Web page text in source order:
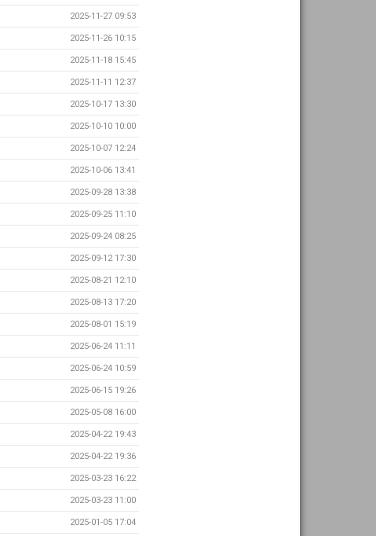
2025-11-27 09:53
2025-11-26 10:15
2025-11-18 15:45
2025-11-11 12:37
2025-10-17 13:30
2025-10-10 10:00
2025-10-07 12:24
2025-10-06 13:41
2025-09-28 13:38
2025-09-25 11:10
2025-09-24 08:25
2025-09-12 17:30
2025-08-21 12:10
2025-08-13 17:20
2025-08-01 15:19
2025-06-24 11:11
2025-06-24 10:59
2025-06-15 19:26
2025-05-08 16:00
2025-04-22 19:43
2025-04-22 19:36
2025-03-23 16:22
2025-03-23 11:00
2025-01-05 17:04